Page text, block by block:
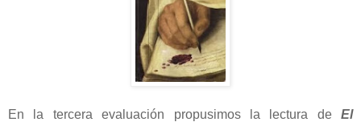
En la tercera evaluación propusimos la lectura de El